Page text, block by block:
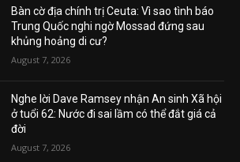
Bàn cờ địa chính trị Ceuta: Vì sao tình báo
Trung Quốc nghi ngờ Mossad đứng sau
khủng hoảng di cư?
August 7, 2026
Nghe lời Dave Ramsey nhận An sinh Xã hội
ở tuổi 62: Nước đi sai lầm có thể đắt giá cả
đời
August 7, 2026